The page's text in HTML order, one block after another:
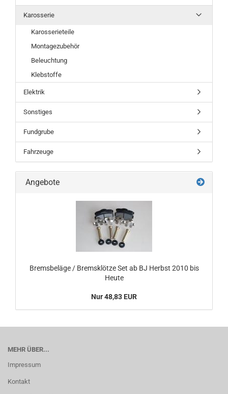
Karosserie
Karosserieteile
Montagezubehör
Beleuchtung
Klebstoffe
Elektrik
Sonstiges
Fundgrube
Fahrzeuge
Angebote
Bremsbeläge / Bremsklötze Set ab BJ Herbst 2010 bis
Heute
Nur 48,83 EUR
MEHR ÜBER...
Impressum
Kontakt